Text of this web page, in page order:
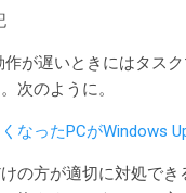
作が遅いときにはタス
次のように。
なったPCがWindows
の方が適切に対処で